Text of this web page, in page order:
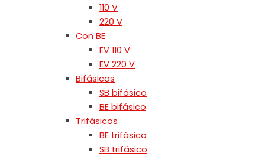
110 V
220 V
Con BE
EV 110 V
EV 220 V
Bifásicos
SB bifásico
BE bifásico
Trifásicos
BE trifásico
SB trifásico